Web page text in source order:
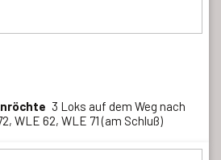
3 Loks auf dem Weg nach
WLE 62, WLE 71 (am Schluß)